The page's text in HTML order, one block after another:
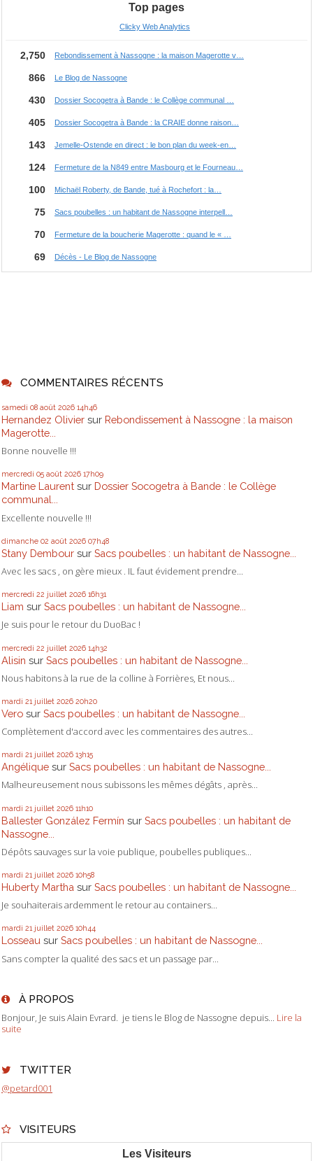
COMMENTAIRES RÉCENTS
samedi 08 août 2026 14h46
Hernandez Olivier sur Rebondissement à Nassogne : la maison
Magerotte...
Bonne nouvelle !!!
mercredi 05 août 2026 17h09
Martine Laurentsur Dossier Socogetra à Bande : le Collège
communal...
Excellente nouvelle !!!
dimanche 02 août 2026 07h48
Stany Dembour sur Sacs poubelles : un habitant de Nassogne...
Avec les sacs , on gère mieux . IL faut évidement prendre...
mercredi 22 juillet 2026 16h31
Liam sur Sacs poubelles : un habitant de Nassogne...
Je suis pour le retour du DuoBac !
mercredi 22 juillet 2026 14h32
Alisin sur Sacs poubelles : un habitant de Nassogne...
Nous habitons à la rue de la colline à Forrières, Et nous...
mardi 21 juillet 2026 20h20
Vero sur Sacs poubelles : un habitant de Nassogne...
Complètement d'accord avec les commentaires des autres...
mardi 21 juillet 2026 13h15
Angélique sur Sacs poubelles : un habitant de Nassogne...
Malheureusement nous subissons les mêmes dégâts , après...
mardi 21 juillet 2026 11h10
Ballester González Fermín sur Sacs poubelles : un habitant de
Nassogne...
Dépôts sauvages sur la voie publique, poubelles publiques...
mardi 21 juillet 2026 10h58
Huberty Martha sur Sacs poubelles : un habitant de Nassogne...
Je souhaiterais ardemment le retour au containers...
mardi 21 juillet 2026 10h44
Losseau sur Sacs poubelles : un habitant de Nassogne...
Sans compter la qualité des sacs et un passage par...
À PROPOS
Bonjour, Je suis Alain Evrard. je tiens le Blog de Nassogne depuis... Lire la
suite
TWITTER
@petard001
VISITEURS